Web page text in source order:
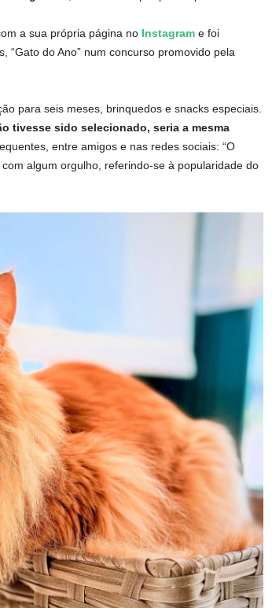
a sua própria página no Instagrame foi
“Gato do Ano” num concurso promovido pela
para seis meses, brinquedos e snacks especiais.
tivesse sido selecionado, seria a mesma
entre amigos e nas redes sociais: “O
algum orgulho, referindo-se à popularidade do